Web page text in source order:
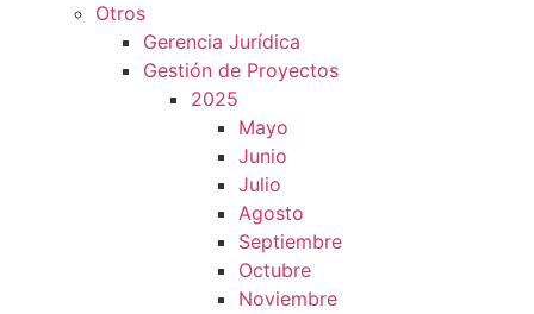
Otros
Gerencia Jurídica
Gestión de Proyectos
2025
Mayo
Junio
Julio
Agosto
Septiembre
Octubre
Noviembre